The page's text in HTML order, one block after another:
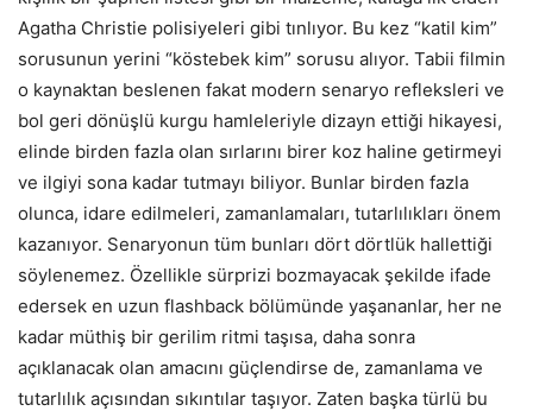
Agatha Christie polisiyeleri gibi tınlıyor. Bu kez “katil kim”
sorusunun yerini “köstebek kim” sorusu alıyor. Tabii filmin
o kaynaktan beslenen fakat modern senaryo refleksleri ve
bol geri dönüşlü kurgu hamleleriyle dizayn ettiği hikayesi,
elinde birden fazla olan sırlarını birer koz haline getirmeyi
ve ilgiyi sona kadar tutmayı biliyor. Bunlar birden fazla
olunca, idare edilmeleri, zamanlamaları, tutarlılıkları önem
kazanıyor. Senaryonun tüm bunları dört dörtlük hallettiği
söylenemez. Özellikle sürprizi bozmayacak şekilde ifade
edersek en uzun flashback bölümünde yaşananlar, her ne
kadar müthiş bir gerilim ritmi taşısa, daha sonra
açıklanacak olan amacını güçlendirse de, zamanlama ve
tutarlılık açısından sıkıntılar taşıyor. Zaten başka türlü bu